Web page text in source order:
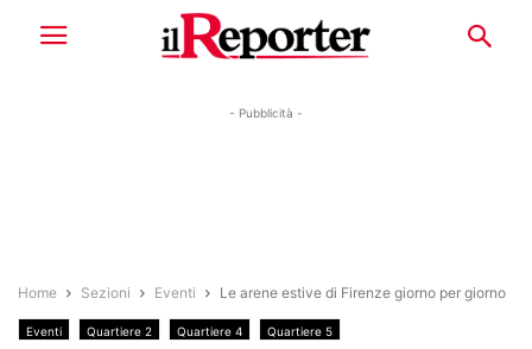
- Pubblicità -
Home Sezioni Eventi Le arene estive di Firenze giorno per giorno
Eventi Quartiere 2 Quartiere 4 Quartiere 5